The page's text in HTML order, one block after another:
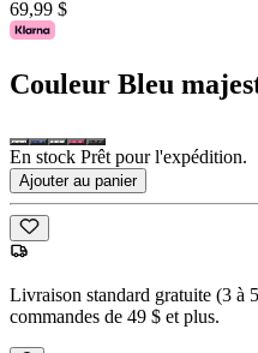
69,99 $
Couleur Bleu
En stock Prêt pour l'expédition.
Ajouter au panier
Livraison standard gratuite (3 à
commandes de 49 $ et plus.